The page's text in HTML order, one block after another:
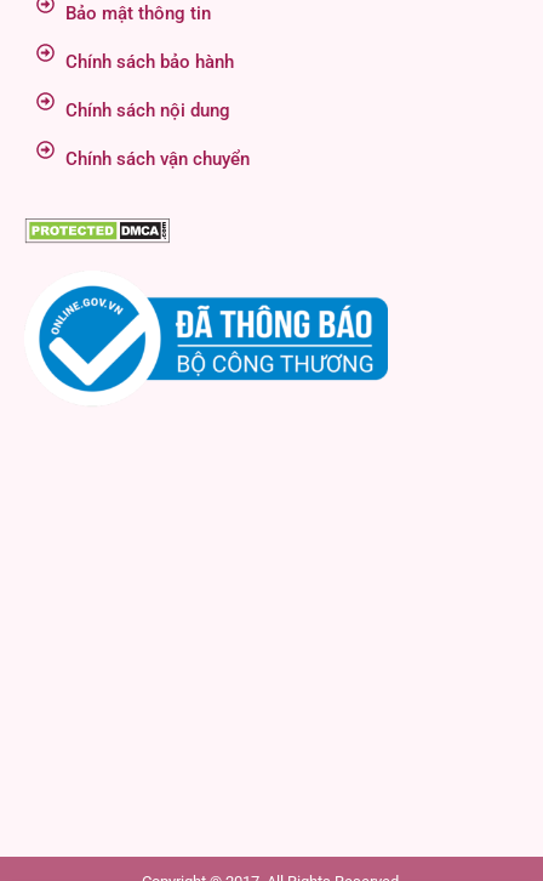
Bảo mật thông tin
Chính sách bảo hành
Chính sách nội dung
Chính sách vận chuyển